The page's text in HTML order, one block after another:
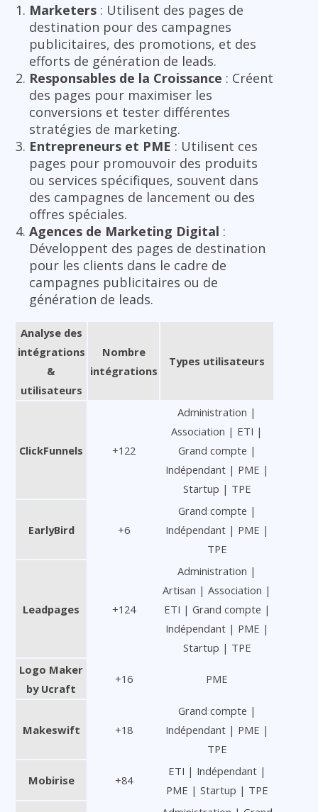
Marketers : Utilisent des pages de
destination pour des campagnes
publicitaires, des promotions, et des
efforts de génération de leads.
Responsables de la Croissance : Créent
des pages pour maximiser les
conversions et tester différentes
stratégies de marketing.
Entrepreneurs et PME : Utilisent ces
pages pour promouvoir des produits
ou services spécifiques, souvent dans
des campagnes de lancement ou des
offres spéciales.
Agences de Marketing Digital :
Développent des pages de destination
pour les clients dans le cadre de
campagnes publicitaires ou de
génération de leads.
Analyse des
intégrations
&
utilisateurs
Nombre
intégrations
Types utilisateurs
ClickFunnels +122
Administration |
Association | ETI |
Grand compte |
Indépendant | PME |
Startup | TPE
EarlyBird +6
Grand compte |
Indépendant | PME |
TPE
Leadpages +124
Administration |
Artisan | Association |
ETI | Grand compte |
Indépendant | PME |
Startup | TPE
Logo Maker
by Ucraft
+16 PME
Makeswift +18
Grand compte |
Indépendant | PME |
TPE
Mobirise +84
ETI | Indépendant |
PME | Startup | TPE